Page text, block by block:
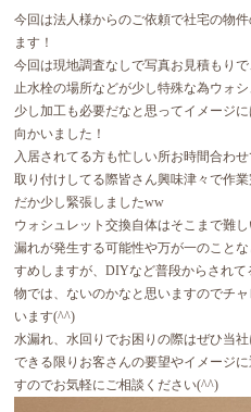
今回は法人様からのご依頼で社宅の物
ます！
今回は現地調査なしで写真お見積もり
止水栓の場所などが少し特殊な為ウォ
少し加工も必要だなと思ってイメージ
向かいました！
入居されてる方も忙しい所お時間合わ
取り付けしてる際皆さん興味津々で作
だか少し緊張しましたww
ウォシュレット交換自体はそこまで難
漏れが発生する可能性や万が一のこと
すめしますが、DIYなど普段からされ
物では、ないのかなと思いますのでチ
います(^^)
水漏れ、水回りでお困りの際はぜひ当
できる限りお客さんの要望やイメージ
すのでお気軽にご相談ください(^^)